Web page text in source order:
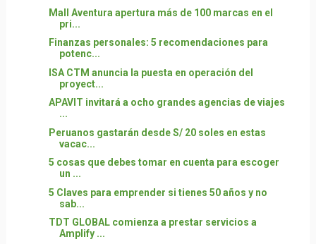
Mall Aventura apertura más de 100 marcas en el
pri...
Finanzas personales: 5 recomendaciones para
potenc...
ISA CTM anuncia la puesta en operación del
proyect...
APAVIT invitará a ocho grandes agencias de viajes
...
Peruanos gastarán desde S/ 20 soles en estas
vacac...
5 cosas que debes tomar en cuenta para escoger
un ...
5 Claves para emprender si tienes 50 años y no
sab...
TDT GLOBAL comienza a prestar servicios a
Amplify ...